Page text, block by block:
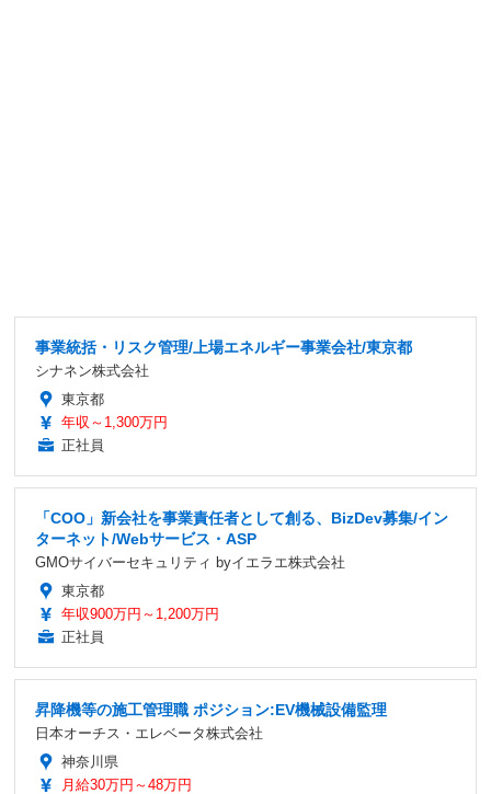
事業統括・リスク管理/上場エネルギー事業会社/東京都
シナネン株式会社
東京都
年収～1,300万円
正社員
「COO」新会社を事業責任者として創る、BizDev募集/イン
ターネット/Webサービス・ASP
GMOサイバーセキュリティ byイエラエ株式会社
東京都
年収900万円～1,200万円
正社員
昇降機等の施工管理職 ポジション:EV機械設備監理
日本オーチス・エレベータ株式会社
神奈川県
月給30万円～48万円